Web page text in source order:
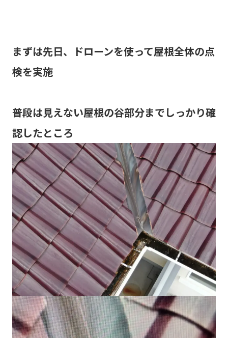
まずは先日、ドローンを使って屋根全体の点
検を実施
普段は見えない屋根の谷部分までしっかり確
認したところ